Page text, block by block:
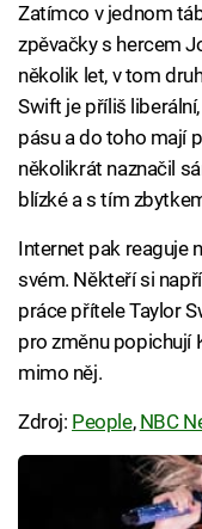
Zatímco v jednom
zpěvačky s hercem
několik let, v tom
Swift je příliš
pásu a do toho mají
několikrát naznačil
blízké a s tím
Internet pak reaguje
svém. Někteří si
práce přítele Taylor
pro změnu popichují
mimo něj.
Zdroj: People, NBC